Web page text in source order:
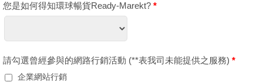
您是如何得知環球暢貨Ready-Marekt? *
請勾選曾經參與的網路行銷活動 (**表我司未能提供之服務) *
企業網站行銷